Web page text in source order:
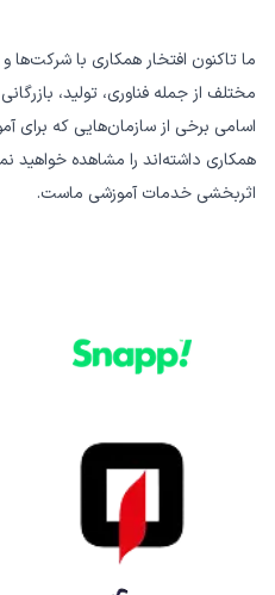
ما تاکنون افتخار همکاری با
مختلف از جمله فناوری، تولید،
اسامی برخی از سازمان‌هایی که برای
همکاری داشته‌اند را مشاهده خواهید
اثربخشی خدمات آموزشی ماست.